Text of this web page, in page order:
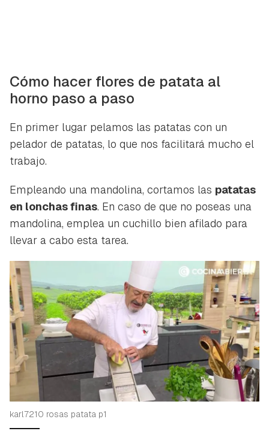
Para poder guardar como favorito, primero has de
iniciar sesión con tu cuenta de Hogarmanía.
Cómo hacer flores de patata al
horno paso a paso
En primer lugar pelamos las patatas con un
pelador de patatas, lo que nos facilitará mucho el
trabajo.
Empleando una mandolina, cortamos las patatas
en lonchas finas. En caso de que no poseas una
mandolina, emplea un cuchillo bien afilado para
llevar a cabo esta tarea.
karl7210 rosas patata p1
Contenido enviado
Gracias por suscribirte a nuestro boletín.
ACEPTAR